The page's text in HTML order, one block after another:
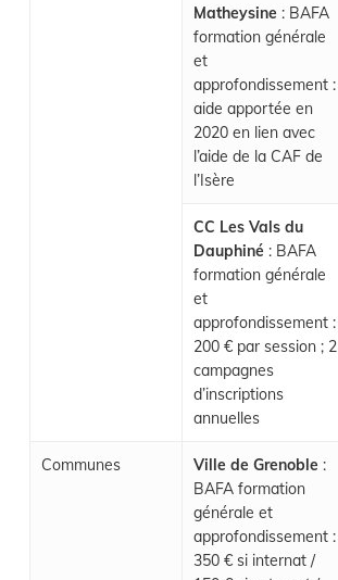
Matheysine : BAFA
formation générale
et
approfondissement :
aide apportée en
2020 en lien avec
l’aide de la CAF de
l’Isère
CC Les Vals du
Dauphiné : BAFA
formation générale
et
approfondissement :
200 € par session ; 2
campagnes
d’inscriptions
annuelles
Communes Ville de Grenoble :
BAFA formation
générale et
approfondissement :
350 € si internat /